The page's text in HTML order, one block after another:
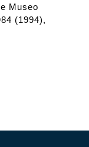
Museo
(1994),